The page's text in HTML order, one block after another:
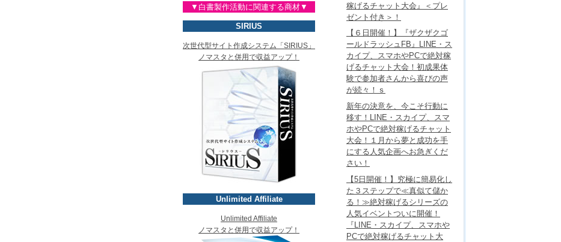
▼白書製作活動に関連する商材▼
SIRIUS
次世代型サイト作成システム「SIRIUS」
ノマスタと併用で収益アップ！
Unlimited Affiliate
Unlimited Affiliate
ノマスタと併用で収益アップ！
稼げるチャット大会』＜プレ
ゼント付き＞！
【６日開催！】『ザクザクゴ
ールドラッシュFB』LINE・ス
カイプ、スマホやPCで絶対稼
げるチャット大会！初成果体
験で参加者さんから喜びの声
が続々！ｓ
新年の決意を、今こそ行動に
移す！LINE・スカイプ、スマ
ホやPCで絶対稼げるチャット
大会！１月から夢と成功を手
にする人気企画へお急ぎくだ
さい！
【5日開催！】究極に簡易化し
た３ステップで≪真似て儲か
る！≫絶対稼げるシリーズの
人気イベントついに開催！
『LINE・スカイプ、スマホや
PCで絶対稼げるチャット大